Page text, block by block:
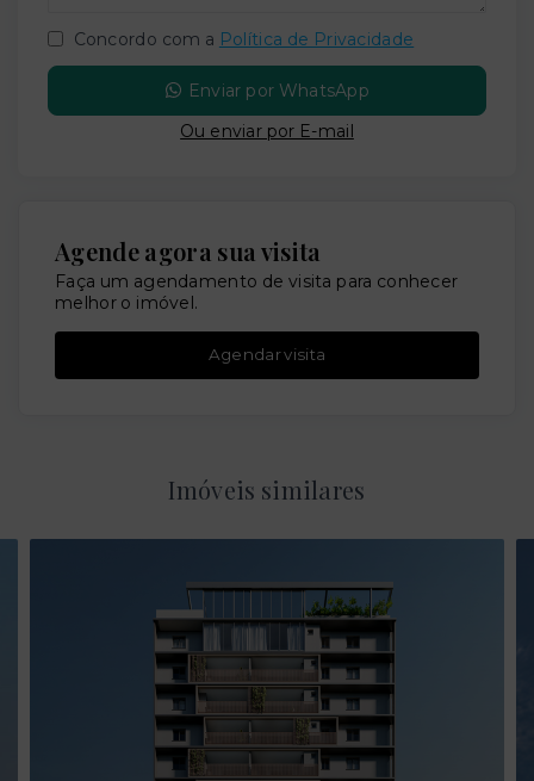
Concordo com a Política de Privacidade
Enviar por WhatsApp
Ou enviar por E-mail
Agende agora sua visita
Faça um agendamento de visita para conhecer
melhor o imóvel.
Agendar visita
Imóveis similares